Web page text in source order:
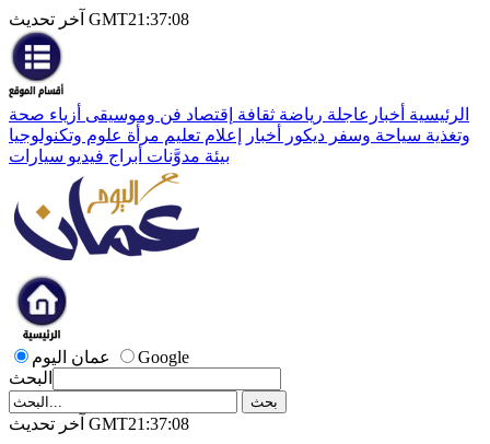
آخر تحديث GMT21:37:08
الرئيسية أخبارعاجلة رياضة ثقافة إقتصاد فن وموسيقى أزياء صحة
وتغذية سياحة وسفر ديكور أخبار إعلام تعليم مرأة علوم وتكنولوجيا
بيئة مدوَّنات أبراج فيديو سيارات
عمان اليوم
Google
البحث
آخر تحديث GMT21:37:08